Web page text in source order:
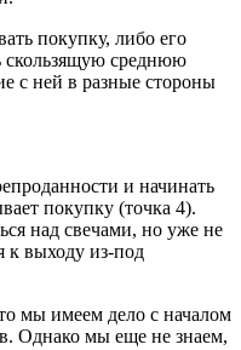
покупку, либо его
скользящую среднюю
с ней в разные стороны
и начинать
покупку (точка 4).
над свечами, но уже не
к выходу из-под
мы имеем дело с началом
Однако мы еще не знаем,